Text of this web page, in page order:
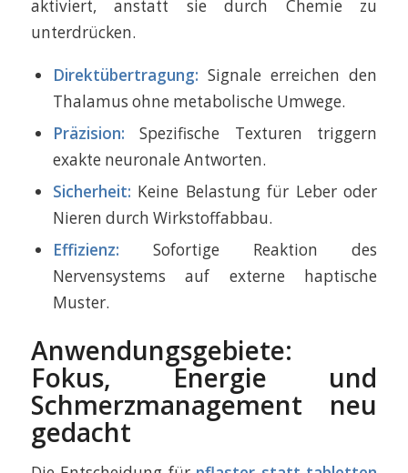
aktiviert, anstatt sie durch Chemie zu
unterdrücken.
Direktübertragung: Signale erreichen den
Thalamus ohne metabolische Umwege.
Präzision: Spezifische Texturen triggern
exakte neuronale Antworten.
Sicherheit: Keine Belastung für Leber oder
Nieren durch Wirkstoffabbau.
Effizienz: Sofortige Reaktion des
Nervensystems auf externe haptische
Muster.
Anwendungsgebiete:
Fokus, Energie und
Schmerzmanagement neu
gedacht